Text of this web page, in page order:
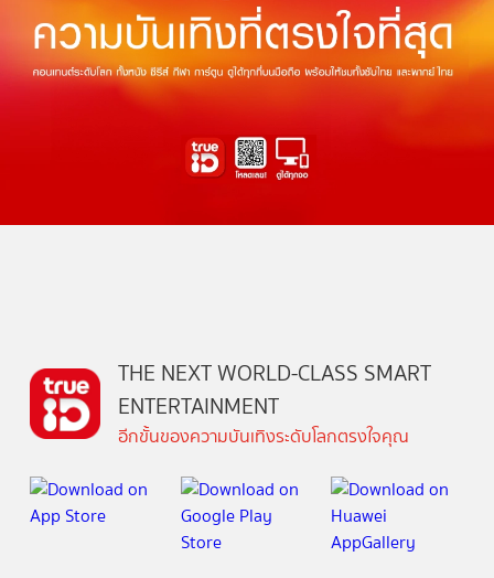
THE NEXT WORLD-CLASS SMART
ENTERTAINMENT
อีกขั้นของความบันเทิงระดับโลกตรงใจคุณ